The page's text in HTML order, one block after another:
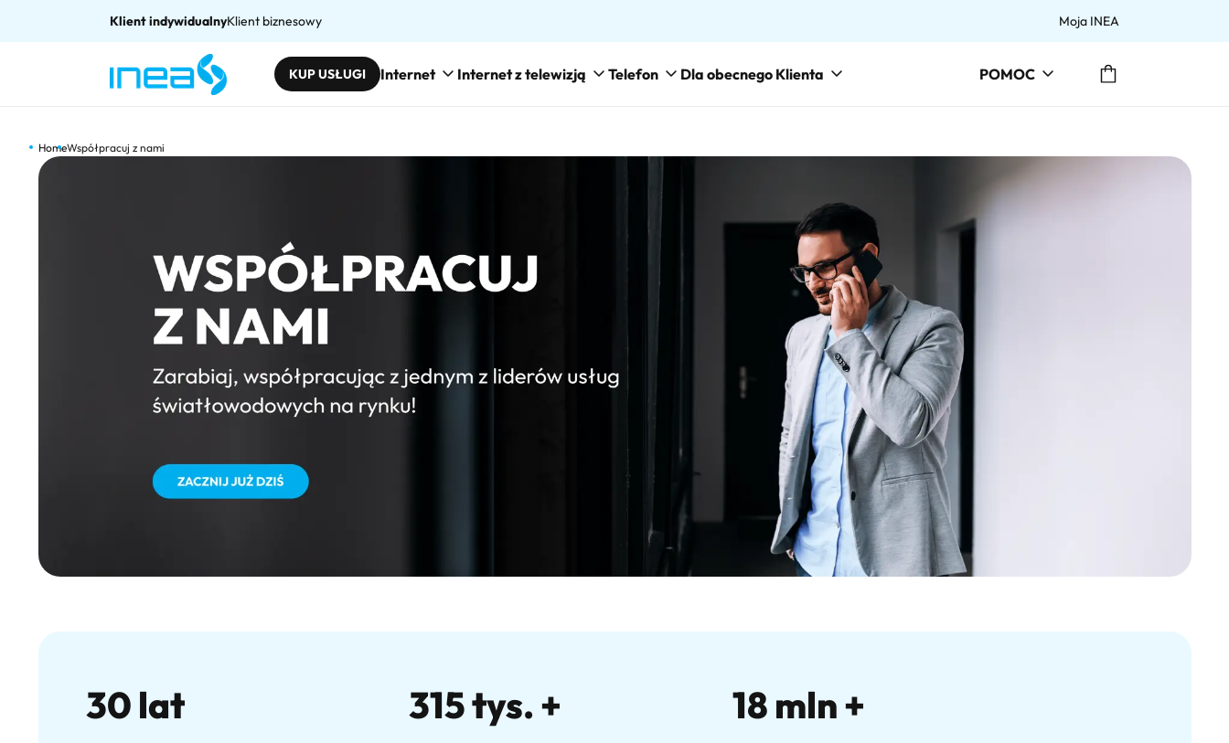
Klient indywidualnyKlient biznesowy Moja INEA
KUP USŁUGI Internet Internet z telewizją Telefon Dla obecnego Klienta POMOC
HomeWspółpracuj z nami
Współpracuj z nami
30 lat 315 tys. + 18 mln +